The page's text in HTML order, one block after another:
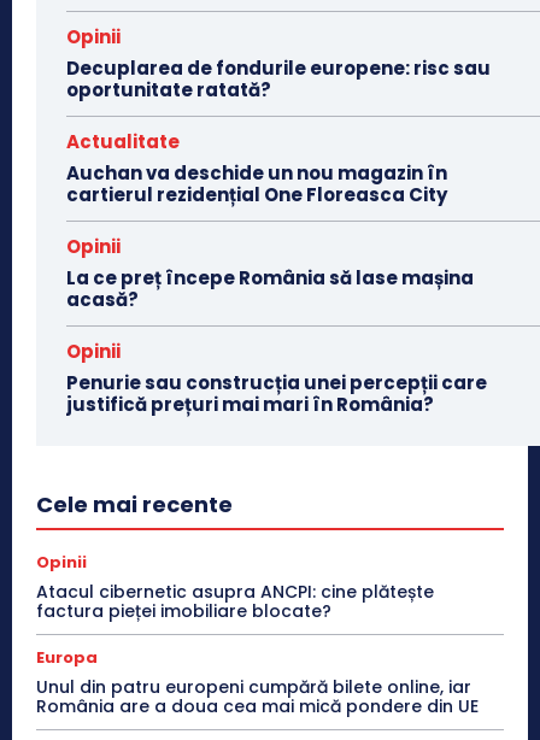
Opinii
Decuplarea de fondurile europene: risc sau
oportunitate ratată?
Actualitate
Auchan va deschide un nou magazin în
cartierul rezidențial One Floreasca City
Opinii
La ce preț începe România să lase mașina
acasă?
Opinii
Penurie sau construcția unei percepții care
justifică prețuri mai mari în România?
Cele mai recente
Opinii
Atacul cibernetic asupra ANCPI: cine plătește
factura pieței imobiliare blocate?
Europa
Unul din patru europeni cumpără bilete online, iar
România are a doua cea mai mică pondere din UE